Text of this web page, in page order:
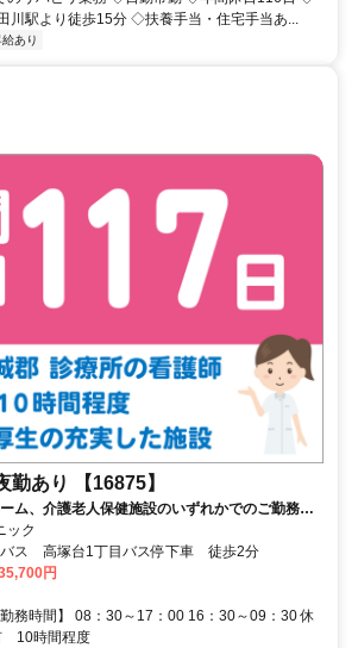
川駅より徒歩15分 ◇扶養手当・住宅手当あ...
給あり
勤あり 【16875】
ーム、介護老人保健施設のいずれかでのご勤務
117日 ✅車通勤可
ック
良交通バス 高塚台1丁目バス停下車 徒歩2分
円
務時間】 08：30～17：00 16：30～09：30 休
10時間程度